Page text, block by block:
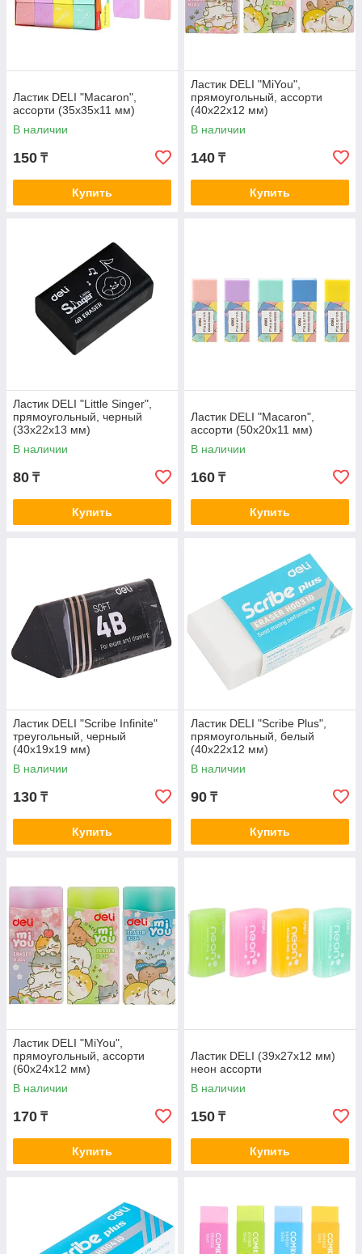
Ластик DELI "Macaron",
ассорти (35х35х11 мм)
В наличии
150 ₸
Купить
Ластик DELI "MiYou",
прямоугольный, ассорти
(40х22х12 мм)
В наличии
140 ₸
Купить
Ластик DELI "Little Singer",
прямоугольный, черный
(33х22х13 мм)
В наличии
80 ₸
Купить
Ластик DELI "Macaron",
ассорти (50х20х11 мм)
В наличии
160 ₸
Купить
Ластик DELI "Scribe Infinite"
треугольный, черный
(40х19х19 мм)
В наличии
130 ₸
Купить
Ластик DELI "Scribe Plus",
прямоугольный, белый
(40х22х12 мм)
В наличии
90 ₸
Купить
Ластик DELI "MiYou",
прямоугольный, ассорти
(60х24х12 мм)
В наличии
170 ₸
Купить
Ластик DELI (39х27х12 мм)
неон ассорти
В наличии
150 ₸
Купить